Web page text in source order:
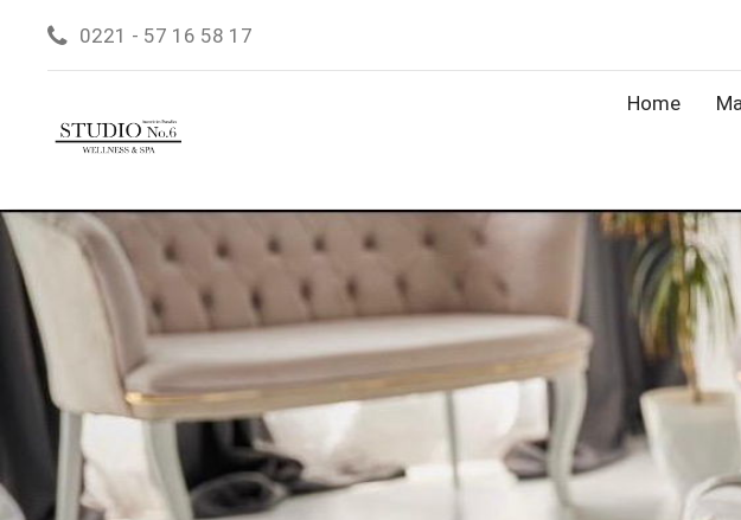
0221 - 57 16 58 17
Home